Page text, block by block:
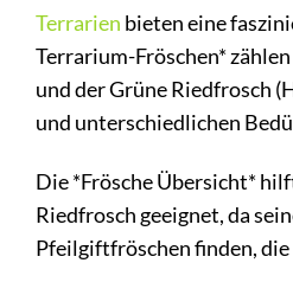
Terrarien bieten eine
Terrarium-Fröschen*
und der Grüne Riedfrosch
und unterschiedlichen
Die *Frösche Übersicht*
Riedfrosch geeignet, da
Pfeilgiftfröschen finden,